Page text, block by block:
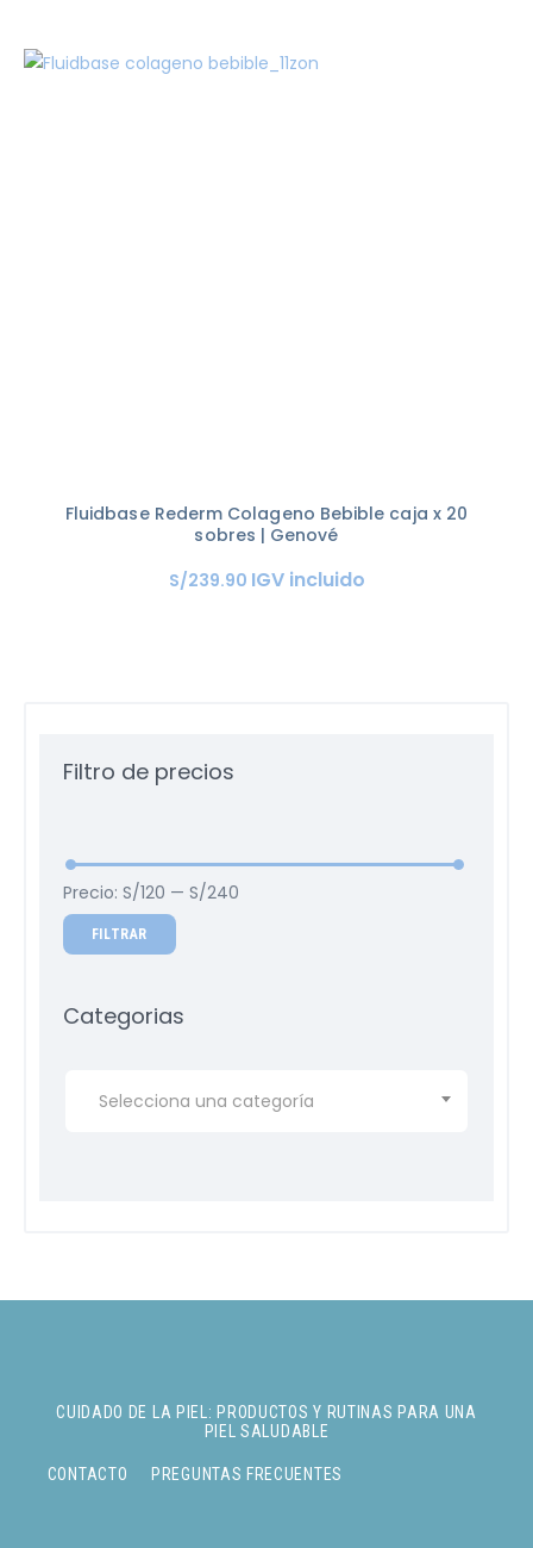
Fluidbase Rederm Colageno Bebible caja x 20
sobres | Genové
S/239.90 IGV incluido
Filtro de precios
FILTRAR
Precio:S/120 —S/240
Categorias
Selecciona una categoría
CUIDADO DE LA PIEL: PRODUCTOS Y RUTINAS PARA UNA
PIEL SALUDABLE
CONTACTO PREGUNTAS FRECUENTES